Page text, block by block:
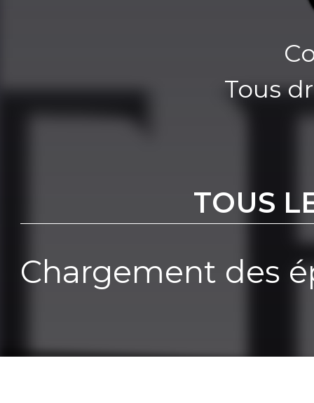
Tous
TOUS
Chargement des